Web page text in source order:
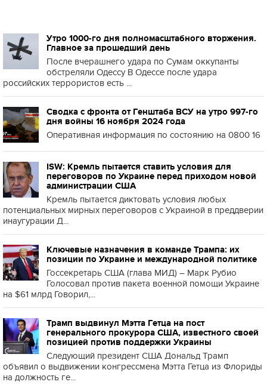
Утро 1000-го дня полномасштабного вторжения.
Главное за прошедший день
После вчерашнего удара по Сумам оккупанты
обстреляли Одессу В Одессе после удара
российских террористов есть ...
Сводка с фронта от Генштаба ВСУ на утро 997-го
дня войны 16 ноября 2024 года
Оперативная информация по состоянию на 0800 16
ISW: Кремль пытается ставить условия для
переговоров по Украине перед приходом новой
администрации США
Кремль пытается диктовать условия любых
потенциальных мирных переговоров с Украиной в преддверии
инаугурации Д...
Ключевые назначения в команде Трампа: их
позиции по Украине и международной политике
Госсекретарь США (глава МИД) – Марк Рубио
Голосовал против пакета военной помощи Украине
на $61 млрд Говорил,...
Трамп выдвинул Мэтта Гетца на пост
генерального прокурора США, известного своей
позицией против поддержки Украины
Следующий президент США Дональд Трамп
объявил о выдвижении конгрессмена Мэтта Гетца из Флориды
на должность ге...